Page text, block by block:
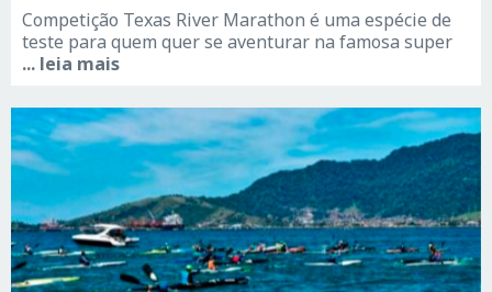
Competição Texas River Marathon é uma espécie de
teste para quem quer se aventurar na famosa super
... leia mais